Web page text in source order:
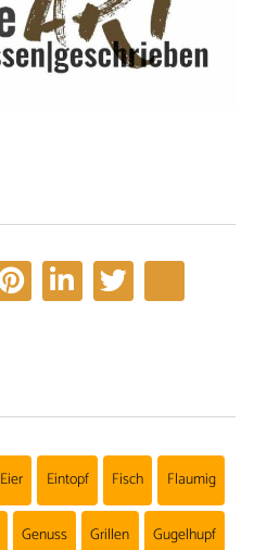
Eier Eintopf Fisch Flaumig
Genuss Grillen Gugelhupf